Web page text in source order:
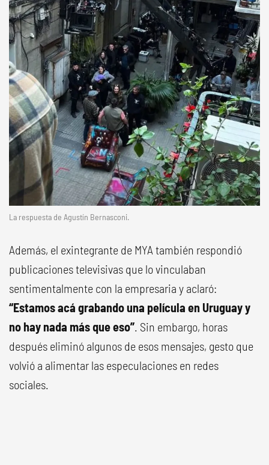
La respuesta de Agustín Bernasconi.
Además, el exintegrante de MYA también respondió
publicaciones televisivas que lo vinculaban
sentimentalmente con la empresaria y aclaró:
“Estamos acá grabando una película en Uruguay y
no hay nada más que eso”. Sin embargo, horas
después eliminó algunos de esos mensajes, gesto que
volvió a alimentar las especulaciones en redes
sociales.